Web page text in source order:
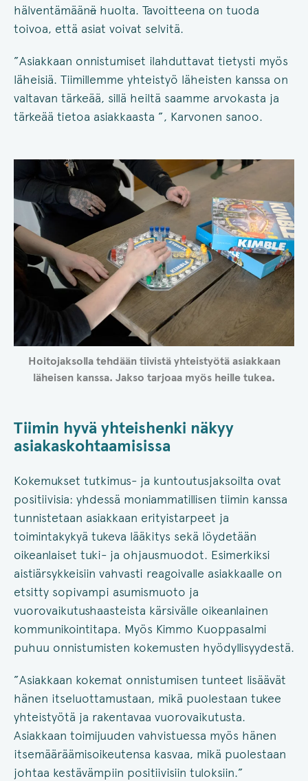
hälventämäänä huolta. Tavoitteena on tuoda
toivoa, että asiat voivat selvitä.
”Asiakkaan onnistumiset ilahduttavat tietysti myös
läheisiä. Tiimillemme yhteistyö läheisten kanssa on
valtavan tärkeää, sillä heiltä saamme arvokasta ja
tärkeää tietoa asiakkaasta ”, Karvonen sanoo.
Hoitojaksolla tehdään tiivistä yhteistyötä asiakkaan
läheisen kanssa. Jakso tarjoaa myös heille tukea.
Tiimin hyvä yhteishenki näkyy
asiakaskohtaamisissa
Kokemukset tutkimus- ja kuntoutusjaksoilta ovat
positiivisia: yhdessä moniammatillisen tiimin kanssa
tunnistetaan asiakkaan erityistarpeet ja
toimintakykyä tukeva lääkitys sekä löydetään
oikeanlaiset tuki- ja ohjausmuodot. Esimerkiksi
aistiärsykkeisiin vahvasti reagoivalle asiakkaalle on
etsitty sopivampi asumismuoto ja
vuorovaikutushaasteista kärsivälle oikeanlainen
kommunikointitapa. Myös Kimmo Kuoppasalmi
puhuu onnistumisten kokemusten hyödyllisyydestä.
”Asiakkaan kokemat onnistumisen tunteet lisäävät
hänen itseluottamustaan, mikä puolestaan tukee
yhteistyötä ja rakentavaa vuorovaikutusta.
Asiakkaan toimijuuden vahvistuessa myös hänen
itsemääräämisoikeutensa kasvaa, mikä puolestaan
johtaa kestävämpiin positiivisiin tuloksiin.”